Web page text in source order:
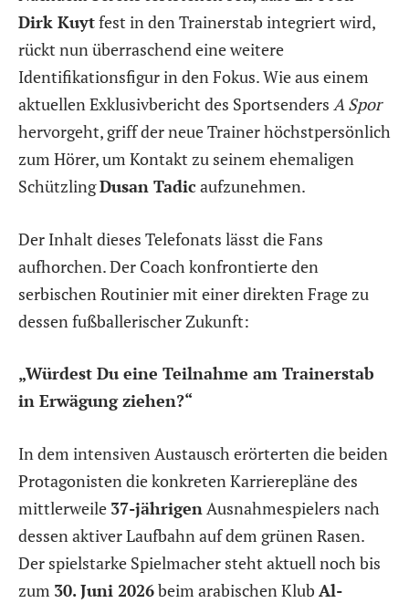
Dirk Kuytfest in den Trainerstab integriert wird,
rückt nun überraschend eine weitere
Identifikationsfigur in den Fokus. Wie aus einem
aktuellen Exklusivbericht des Sportsenders A Spor
hervorgeht, griff der neue Trainer höchstpersönlich
zum Hörer, um Kontakt zu seinem ehemaligen
SchützlingDusan Tadic aufzunehmen.
Der Inhalt dieses Telefonats lässt die Fans
aufhorchen. Der Coach konfrontierte den
serbischen Routinier mit einer direkten Frage zu
dessen fußballerischer Zukunft:
„Würdest Du eine Teilnahme am Trainerstab
in Erwägung ziehen?“
In dem intensiven Austausch erörterten die beiden
Protagonisten die konkreten Karrierepläne des
mittlerweile 37-jährigenAusnahmespielers nach
dessen aktiver Laufbahn auf dem grünen Rasen.
Der spielstarke Spielmacher steht aktuell noch bis
zum 30. Juni 2026beim arabischen Klub Al-